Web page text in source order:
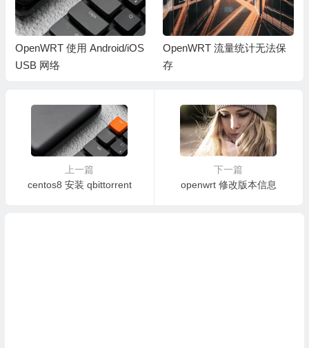
OpenWRT 使用 Android/iOS
USB 网络
OpenWRT 流量统计无法保
存
上一篇
centos8 安装 qbittorrent
下一篇
openwrt 修改版本信息